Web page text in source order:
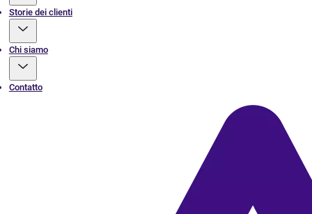
Storie dei clienti
Chi siamo
Contatto